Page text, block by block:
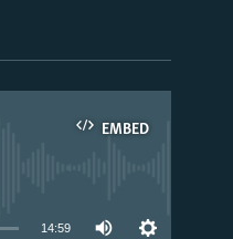
EMBED
14:59